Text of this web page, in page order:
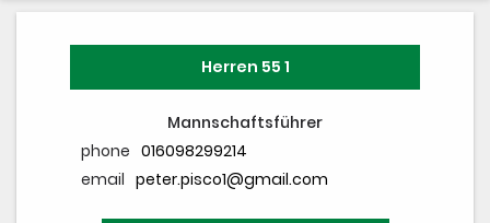
Shop
Platz buchen
Herren 55 1
Mannschaftsführer
phone 016098299214
email peter.pisco1@gmail.com